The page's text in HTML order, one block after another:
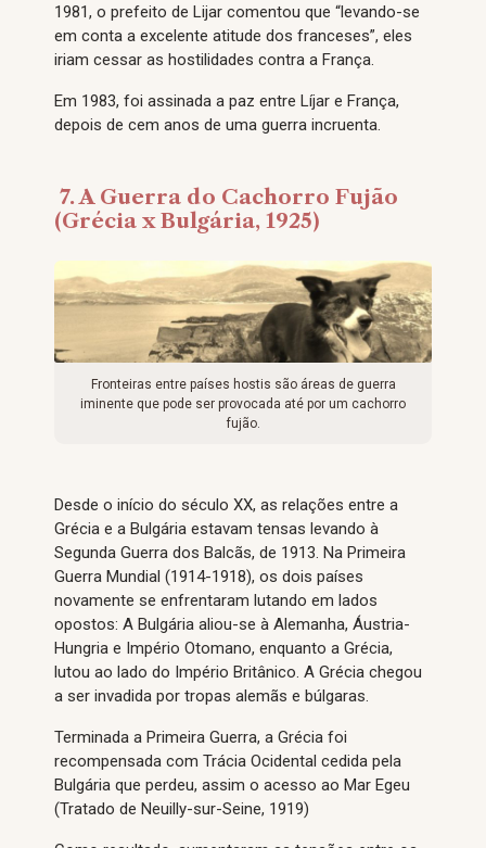
1981, o prefeito de Lijar comentou que “levando-se
em conta a excelente atitude dos franceses”, eles
iriam cessar as hostilidades contra a França.
Em 1983, foi assinada a paz entre Líjar e França,
depois de cem anos de uma guerra incruenta.
7. A Guerra do Cachorro Fujão
(Grécia x Bulgária, 1925)
Fronteiras entre países hostis são áreas de guerra
iminente que pode ser provocada até por um cachorro
fujão.
Desde o início do século XX, as relações entre a
Grécia e a Bulgária estavam tensas levando à
Segunda Guerra dos Balcãs, de 1913. Na Primeira
Guerra Mundial (1914-1918), os dois países
novamente se enfrentaram lutando em lados
opostos: A Bulgária aliou-se à Alemanha, Áustria-
Hungria e Império Otomano, enquanto a Grécia,
lutou ao lado do Império Britânico. A Grécia chegou
a ser invadida por tropas alemãs e búlgaras.
Terminada a Primeira Guerra, a Grécia foi
recompensada com Trácia Ocidental cedida pela
Bulgária que perdeu, assim o acesso ao Mar Egeu
(Tratado de Neuilly-sur-Seine, 1919)